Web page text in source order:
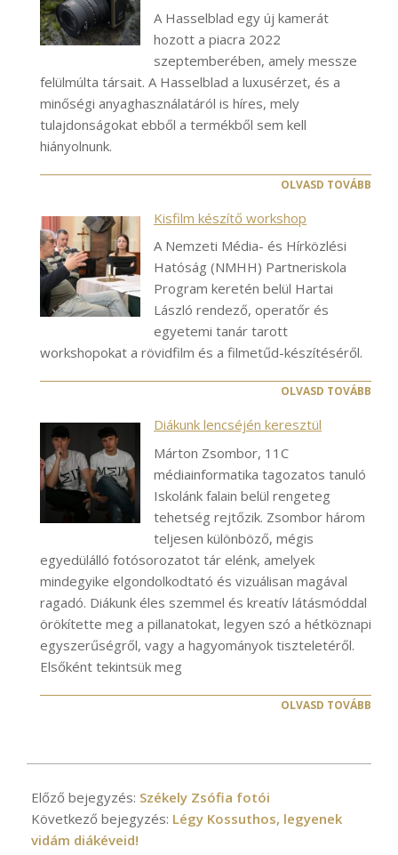
A Hasselblad egy új kamerát
hozott a piacra 2022
szeptemberében, amely messze
felülmúlta társait. A Hasselblad a luxusérzet, és a
minőségi anyaghasználatáról is híres, mely
tulajdonságokat ebből a termékből sem kell
hiányolnunk.
OLVASD TOVÁBB
Kisfilm készítő workshop
A Nemzeti Média- és Hírközlési
Hatóság (NMHH) Partneriskola
Program keretén belül Hartai
László rendező, operatőr és
egyetemi tanár tarott
workshopokat a rövidfilm és a filmetűd-készítéséről.
OLVASD TOVÁBB
Diákunk lencséjén keresztül
Márton Zsombor, 11C
médiainformatika tagozatos tanuló
Iskolánk falain belül rengeteg
tehetség rejtőzik. Zsombor három
teljesen különböző, mégis
egyedülálló fotósorozatot tár elénk, amelyek
mindegyike elgondolkodtató és vizuálisan magával
ragadó. Diákunk éles szemmel és kreatív látásmóddal
örökítette meg a pillanatokat, legyen szó a hétköznapi
egyszerűségről, vagy a hagyományok tiszteletéről.
Elsőként tekintsük meg
OLVASD TOVÁBB
01-
19
Előző bejegyzés: Székely Zsófia fotói
Következő bejegyzés: Légy Kossuthos, legyenek
vidám diákéveid!